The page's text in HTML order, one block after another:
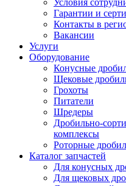
Условия
Гарантии и
Контакты в
Вакансии
Услуги
Оборудование
Конусные
Щековые
Грохоты
Питатели
Шредеры
Дробильно-
комплексы
Роторные
Каталог запчастей
Для конусных
Для щековых